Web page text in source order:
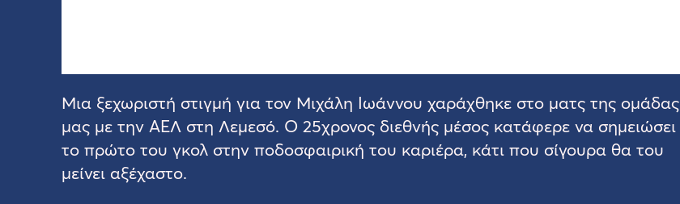
Μια ξεχωριστή στιγμή για τον Μιχάλη Ιωάννου χαράχθηκε στο ματς της ομάδας
μας με την ΑΕΛ στη Λεμεσό. Ο 25χρονος διεθνής μέσος κατάφερε να σημειώσει
το πρώτο του γκολ στην ποδοσφαιρική του καριέρα, κάτι που σίγουρα θα του
μείνει αξέχαστο.